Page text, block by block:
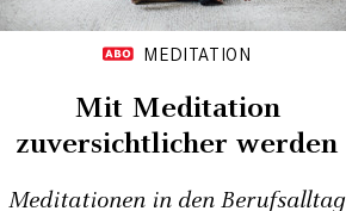
MEDITATION
Mit Meditation
zuversichtlicher werden
Meditationen in den Berufsalltag